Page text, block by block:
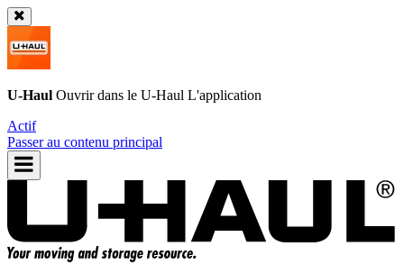
U-Haul Ouvrir dans le U-Haul L'application
Actif
Passer au contenu principal